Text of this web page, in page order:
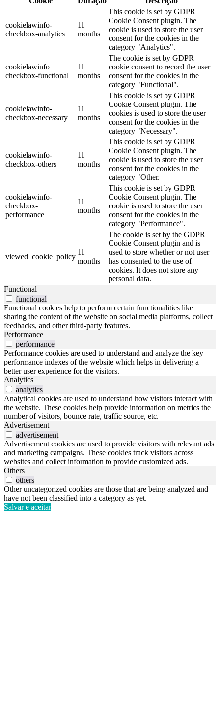
cookielawinfo-
checkbox-analytics
11
months
This cookie is set by GDPR
Cookie Consent plugin. The
cookie is used to store the user
consent for the cookies in the
category "Analytics".
cookielawinfo-
checkbox-functional
11
months
The cookie is set by GDPR
cookie consent to record the user
consent for the cookies in the
category "Functional".
cookielawinfo-
checkbox-necessary
11
months
This cookie is set by GDPR
Cookie Consent plugin. The
cookies is used to store the user
consent for the cookies in the
category "Necessary".
cookielawinfo-
checkbox-others
11
months
This cookie is set by GDPR
Cookie Consent plugin. The
cookie is used to store the user
consent for the cookies in the
category "Other.
cookielawinfo-
checkbox-
performance
11
months
This cookie is set by GDPR
Cookie Consent plugin. The
cookie is used to store the user
consent for the cookies in the
category "Performance".
viewed_cookie_policy
11
months
The cookie is set by the GDPR
Cookie Consent plugin and is
used to store whether or not user
has consented to the use of
cookies. It does not store any
personal data.
Functional
functional
Functional cookies help to perform certain functionalities like
sharing the content of the website on social media platforms, collect
feedbacks, and other third-party features.
Performance
performance
Performance cookies are used to understand and analyze the key
performance indexes of the website which helps in delivering a
better user experience for the visitors.
Analytics
analytics
Analytical cookies are used to understand how visitors interact with
the website. These cookies help provide information on metrics the
number of visitors, bounce rate, traffic source, etc.
Advertisement
advertisement
Advertisement cookies are used to provide visitors with relevant ads
and marketing campaigns. These cookies track visitors across
websites and collect information to provide customized ads.
Others
others
Other uncategorized cookies are those that are being analyzed and
have not been classified into a category as yet.
Salvar e aceitar